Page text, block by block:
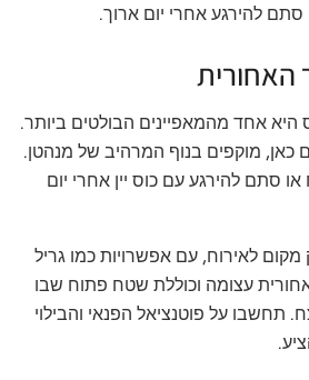
סתם להירגע אחרי יום ארוך.
אחד מהמאפיינים הבולטים ביותר.
כאן, מוקפים בנוף המרהיב של מנהטן.
סתם להירגע עם כוס יין אחרי יום
לאירוח, עם אפשרויות כמו גריל
עצומה וכוללת שטח פתוח שבו
תחשבו על פוטנציאל הפנאי והבילוי